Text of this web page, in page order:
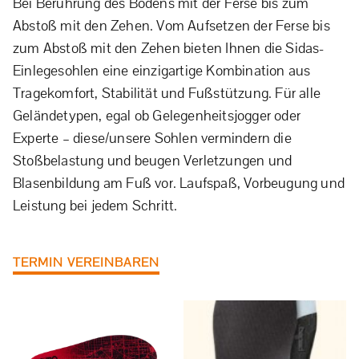
Abstoß mit den Zehen. Vom Aufsetzen der Ferse bis
zum Abstoß mit den Zehen bieten Ihnen die Sidas-
Einlegesohlen eine einzigartige Kombination aus
Tragekomfort, Stabilität und Fußstützung. Für alle
Geländetypen, egal ob Gelegenheitsjogger oder
Experte – diese/unsere Sohlen vermindern die
Stoßbelastung und beugen Verletzungen und
Blasenbildung am Fuß vor. Laufspaß, Vorbeugung und
Leistung bei jedem Schritt.
TERMIN VEREINBAREN